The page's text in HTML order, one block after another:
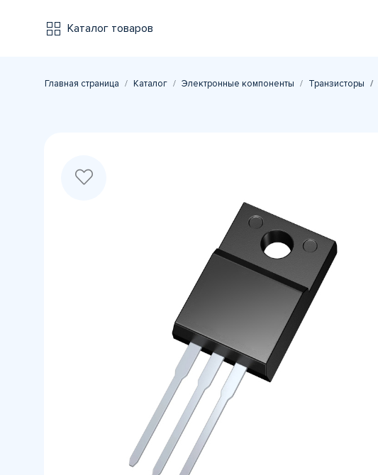
Каталог товаров
Главная страница Каталог Электронные компоненты Транзисторы